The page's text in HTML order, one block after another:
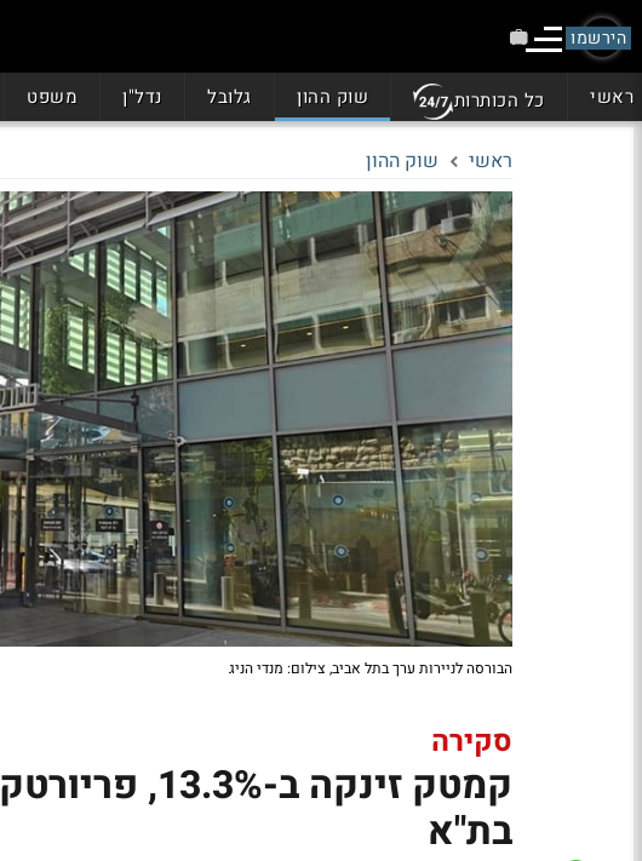
הירשמו
ראשי כל הכותרות שוק ההון גלובל נדל"ן משפט
ראשי שוק ההון
הבורסה לניירות ערך בתל אביב, צילום: מנדי הניג
סקירה
בת"א